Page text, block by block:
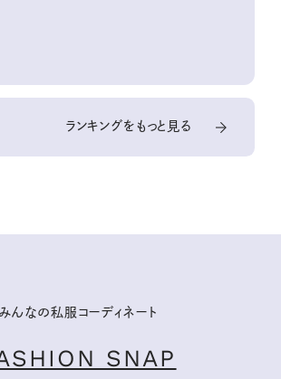
ランキングをもっと見る
みんなの私服コーディネート
SNAP